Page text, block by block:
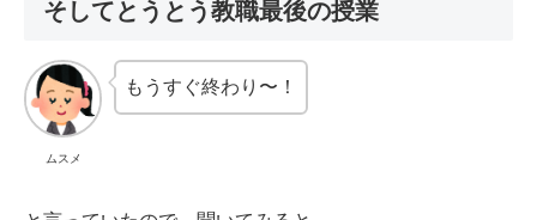
そしてとうとう教職最後の授業
ムスメ
もうすぐ終わり〜！